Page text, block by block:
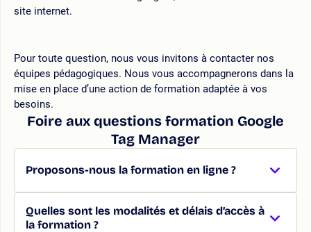
site internet.
Pour toute question, nous vous invitons à contacter nos
équipes pédagogiques. Nous vous accompagnerons dans la
mise en place d’une action de formation adaptée à vos
besoins.
Foire aux questions formation Google
Tag Manager
Proposons-nous la formation en ligne ?
Quelles sont les modalités et délais d’accès à
la formation ?